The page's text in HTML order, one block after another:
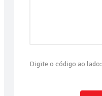
Digite o código ao lado: